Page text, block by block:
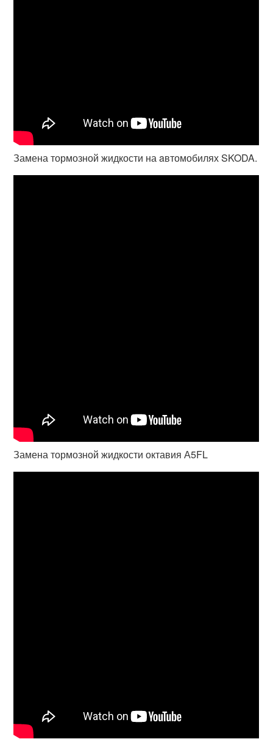
Замена тормозной жидкости на aвтомобилях SKODA.
Замена тормозной жидкости октавия А5FL